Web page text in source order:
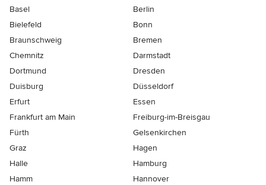
Basel
Berlin
Bielefeld
Bonn
Braunschweig
Bremen
Chemnitz
Darmstadt
Dortmund
Dresden
Duisburg
Düsseldorf
Erfurt
Essen
Frankfurt am Main
Freiburg-im-Breisgau
Fürth
Gelsenkirchen
Graz
Hagen
Halle
Hamburg
Hamm
Hannover